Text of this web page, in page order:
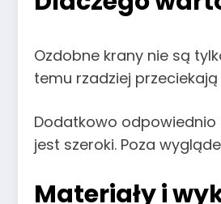
Ozdobne krany nie są
temu rzadziej
Dodatkowo
jest szeroki. Poza
Materiały i